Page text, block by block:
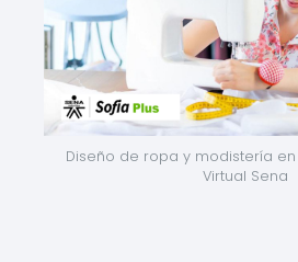
Diseño de ropa y modistería
Virtual Sena